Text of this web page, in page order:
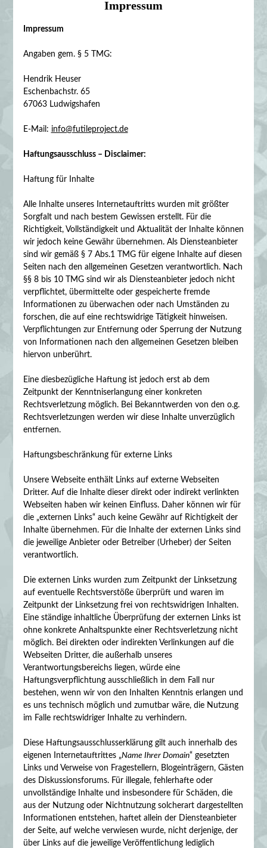
Impressum
Impressum
Angaben gem. § 5 TMG:
Hendrik Heuser
Eschenbachstr. 65
67063 Ludwigshafen
E-Mail: info@futileproject.de
Haftungsausschluss – Disclaimer:
Haftung für Inhalte
Alle Inhalte unseres Internetauftritts wurden mit größter
Sorgfalt und nach bestem Gewissen erstellt. Für die
Richtigkeit, Vollständigkeit und Aktualität der Inhalte können
wir jedoch keine Gewähr übernehmen. Als Diensteanbieter
sind wir gemäß § 7 Abs.1 TMG für eigene Inhalte auf diesen
Seiten nach den allgemeinen Gesetzen verantwortlich. Nach
§§ 8 bis 10 TMG sind wir als Diensteanbieter jedoch nicht
verpflichtet, übermittelte oder gespeicherte fremde
Informationen zu überwachen oder nach Umständen zu
forschen, die auf eine rechtswidrige Tätigkeit hinweisen.
Verpflichtungen zur Entfernung oder Sperrung der Nutzung
von Informationen nach den allgemeinen Gesetzen bleiben
hiervon unberührt.
Eine diesbezügliche Haftung ist jedoch erst ab dem
Zeitpunkt der Kenntniserlangung einer konkreten
Rechtsverletzung möglich. Bei Bekanntwerden von den o.g.
Rechtsverletzungen werden wir diese Inhalte unverzüglich
entfernen.
Haftungsbeschränkung für externe Links
Unsere Webseite enthält Links auf externe Webseiten
Dritter. Auf die Inhalte dieser direkt oder indirekt verlinkten
Webseiten haben wir keinen Einfluss. Daher können wir für
die „externen Links“ auch keine Gewähr auf Richtigkeit der
Inhalte übernehmen. Für die Inhalte der externen Links sind
die jeweilige Anbieter oder Betreiber (Urheber) der Seiten
verantwortlich.
Die externen Links wurden zum Zeitpunkt der Linksetzung
auf eventuelle Rechtsverstöße überprüft und waren im
Zeitpunkt der Linksetzung frei von rechtswidrigen Inhalten.
Eine ständige inhaltliche Überprüfung der externen Links ist
ohne konkrete Anhaltspunkte einer Rechtsverletzung nicht
möglich. Bei direkten oder indirekten Verlinkungen auf die
Webseiten Dritter, die außerhalb unseres
Verantwortungsbereichs liegen, würde eine
Haftungsverpflichtung ausschließlich in dem Fall nur
bestehen, wenn wir von den Inhalten Kenntnis erlangen und
es uns technisch möglich und zumutbar wäre, die Nutzung
im Falle rechtswidriger Inhalte zu verhindern.
Diese Haftungsausschlusserklärung gilt auch innerhalb des
eigenen Internetauftrittes „Name Ihrer Domain“ gesetzten
Links und Verweise von Fragestellern, Blogeinträgern, Gästen
des Diskussionsforums. Für illegale, fehlerhafte oder
unvollständige Inhalte und insbesondere für Schäden, die
aus der Nutzung oder Nichtnutzung solcherart dargestellten
Informationen entstehen, haftet allein der Diensteanbieter
der Seite, auf welche verwiesen wurde, nicht derjenige, der
über Links auf die jeweilige Veröffentlichung lediglich